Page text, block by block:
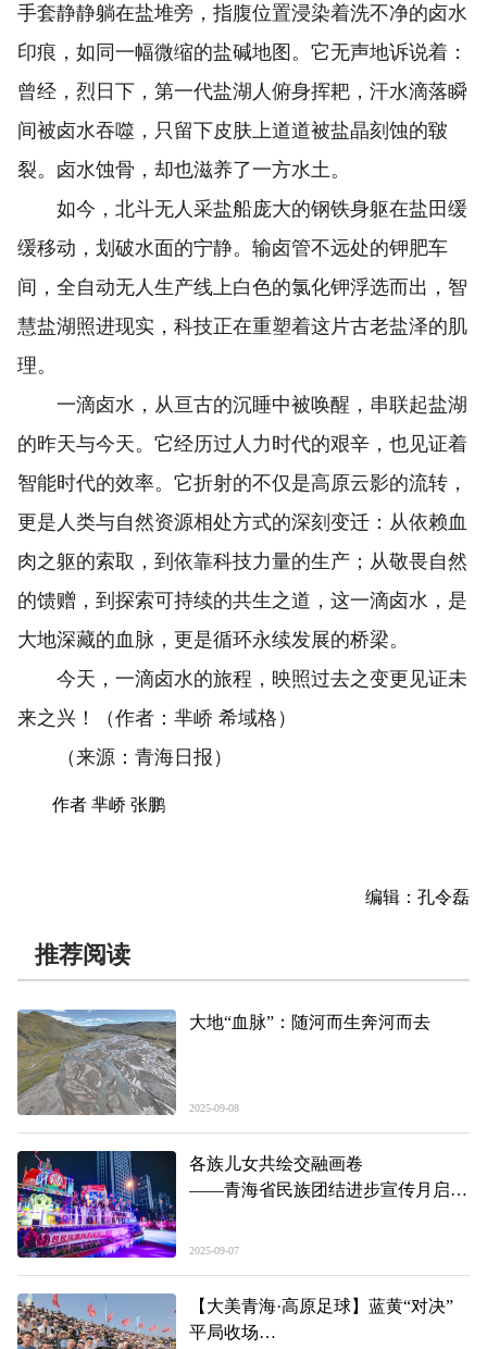
手套静静躺在盐堆旁，指腹位置浸染着洗不净的卤水
印痕，如同一幅微缩的盐碱地图。它无声地诉说着：
曾经，烈日下，第一代盐湖人俯身挥耙，汗水滴落瞬
间被卤水吞噬，只留下皮肤上道道被盐晶刻蚀的皲
裂。卤水蚀骨，却也滋养了一方水土。
如今，北斗无人采盐船庞大的钢铁身躯在盐田缓
缓移动，划破水面的宁静。输卤管不远处的钾肥车
间，全自动无人生产线上白色的氯化钾浮选而出，智
慧盐湖照进现实，科技正在重塑着这片古老盐泽的肌
理。
一滴卤水，从亘古的沉睡中被唤醒，串联起盐湖
的昨天与今天。它经历过人力时代的艰辛，也见证着
智能时代的效率。它折射的不仅是高原云影的流转，
更是人类与自然资源相处方式的深刻变迁：从依赖血
肉之躯的索取，到依靠科技力量的生产；从敬畏自然
的馈赠，到探索可持续的共生之道，这一滴卤水，是
大地深藏的血脉，更是循环永续发展的桥梁。
今天，一滴卤水的旅程，映照过去之变更见证未
来之兴！（作者： 芈峤 希域格 ）
（来源：青海日报）
作者 芈峤 张鹏
编辑：孔令磊
推荐阅读
大地“血脉”：随河而生奔河而去
2025-09-08
各族儿女共绘交融画卷
——青海省民族团结进步宣传月启动
融专场演出侧记
2025-09-07
【大美青海·高原足球】蓝黄“对决”
平局收场